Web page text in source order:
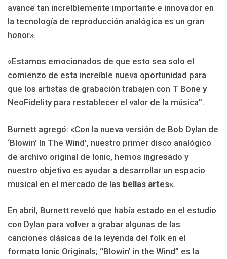
avance tan increíblemente importante e innovador en
la tecnología de reproducción analógica es un gran
honor».
«Estamos emocionados de que esto sea solo el
comienzo de esta increíble nueva oportunidad para
que los artistas de grabación trabajen con T Bone y
NeoFidelity para restablecer el valor de la música”.
Burnett agregó: «Con la nueva versión de Bob Dylan de
‘Blowin’ In The Wind’, nuestro primer disco analógico
de archivo original de Ionic, hemos ingresado y
nuestro objetivo es ayudar a desarrollar un espacio
musical en el mercado de las bellas artes«.
En abril, Burnett reveló que había estado en el estudio
con Dylan para volver a grabar algunas de las
canciones clásicas de la leyenda del folk en el
formato Ionic Originals; “Blowin’ in the Wind” es la